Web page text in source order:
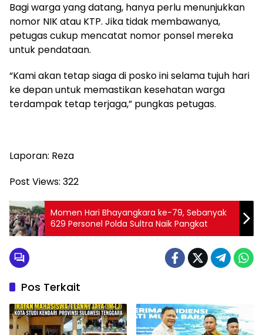
Bagi warga yang datang, hanya perlu menunjukkan
nomor NIK atau KTP. Jika tidak membawanya,
petugas cukup mencatat nomor ponsel mereka
untuk pendataan.
“Kami akan tetap siaga di posko ini selama tujuh hari
ke depan untuk memastikan kesehatan warga
terdampak tetap terjaga,” pungkas petugas.
Laporan: Reza
Post Views: 322
Momen Hari Bhayangkara ke-79, Sebanyak
629 Personel Polda Sultra Naik Pangkat
Pos Terkait